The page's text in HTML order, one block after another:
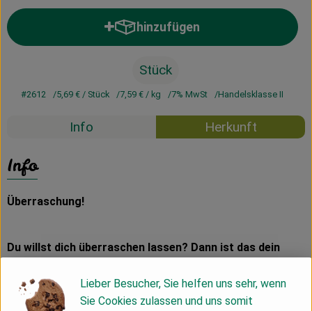
Über uns
Lieferservice
hinzufügen
Produkt zum Warenkorb
Stück
#2612 5,69 € / Stück 7,59 € / kg 7% MwSt Handelsklasse II
Info Herkunft
Info
Überraschung!
Du willst dich überraschen lassen? Dann ist das dein
Es verbergen sich folgende Brote:
Lieber Besucher, Sie helfen uns sehr, wenn
Sie Cookies zulassen und uns somit